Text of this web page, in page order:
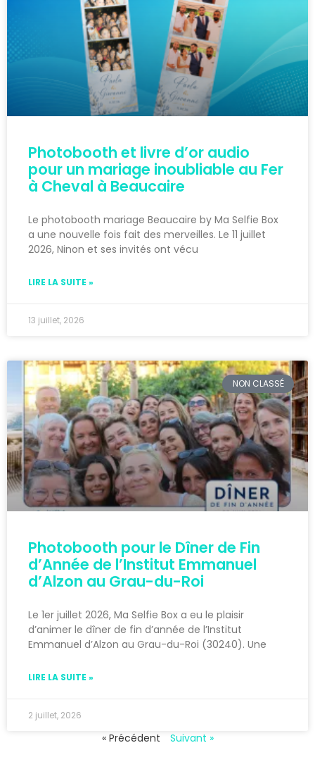
Photobooth et livre d’or audio
pour un mariage inoubliable au Fer
à Cheval à Beaucaire
Le photobooth mariage Beaucaire by Ma Selfie Box
a une nouvelle fois fait des merveilles. Le 11 juillet
2026, Ninon et ses invités ont vécu
LIRE LA SUITE »
13 juillet, 2026
NON CLASSÉ
Photobooth pour le Dîner de Fin
d’Année de l’Institut Emmanuel
d’Alzon au Grau-du-Roi
Le 1er juillet 2026, Ma Selfie Box a eu le plaisir
d’animer le dîner de fin d’année de l’Institut
Emmanuel d’Alzon au Grau-du-Roi (30240). Une
LIRE LA SUITE »
2 juillet, 2026
« Précédent Suivant »